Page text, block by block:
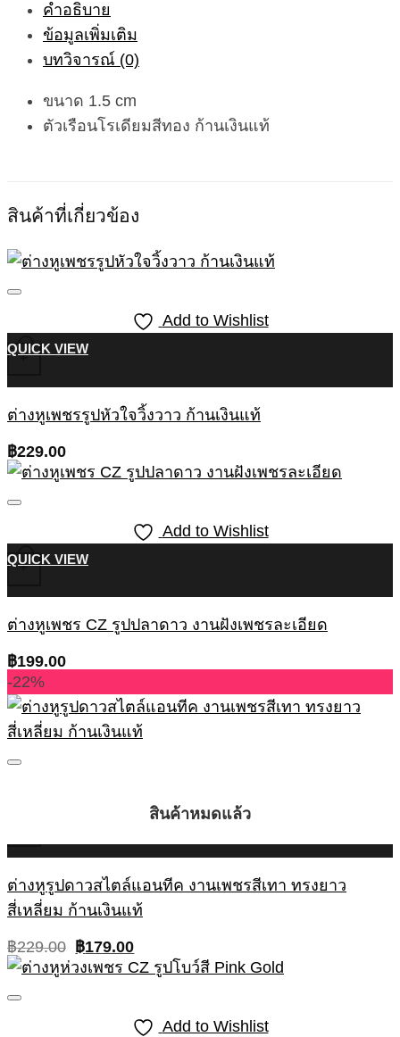
คำอธิบาย
ข้อมูลเพิ่มเติม
บทวิจารณ์ (0)
ขนาด 1.5 cm
ตัวเรือนโรเดียมสีทอง ก้านเงินแท้
สินค้าที่เกี่ยวข้อง
Add to Wishlist
+
QUICK VIEW
สินค้าหมดแล้ว
ต่างหูเพชรรูปหัวใจวิ้งวาว ก้านเงินแท้
฿229.00
Add to Wishlist
+
QUICK VIEW
สินค้าหมดแล้ว
ต่างหูเพชร CZ รูปปลาดาว งานฝังเพชรละเอียด
฿199.00
-22%
สินค้าหมดแล้ว
ต่างหูรูปดาวสไตล์แอนทีค งานเพชรสีเทา ทรงยาว
สี่เหลี่ยม ก้านเงินแท้
฿229.00 Original
price
was:
฿179.00Current
price
is:
Add to Wishlist
สินค้าหมดแล้ว
สินค้าหมดแล้ว
สินค้าหมดแล้ว
สินค้าหมดแล้ว
สินค้าหมดแล้ว